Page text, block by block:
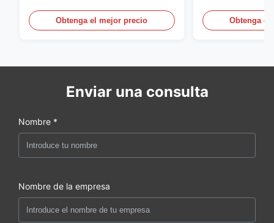
1/2
Obtenga el mejor precio Obtenga el
Enviar una consulta
Nombre *
Nombre de la empresa